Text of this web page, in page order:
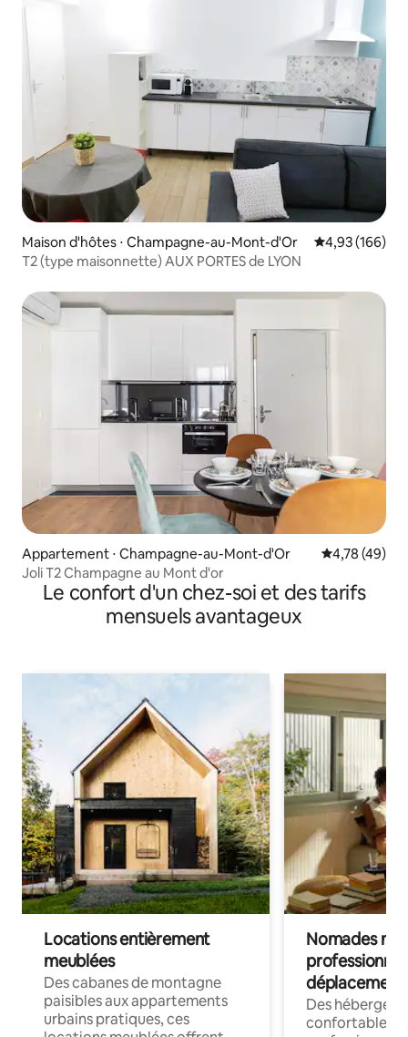
Maison d'hôtes ⋅ Champagne-au-Mont-d'Or Évaluation
4,93 (166)
T2 (type maisonnette) AUX PORTES de LYON
Appartement ⋅ Champagne-au-Mont-d'Or Évaluation
4,78 (49)
Joli T2 Champagne au Mont d'or
Le confort d'un chez-soi et des tarifs
mensuels avantageux
Locations entièrement
meublées
Des cabanes de montagne
paisibles aux appartements
urbains pratiques, ces
Nomades
déplacement
Des
confortables